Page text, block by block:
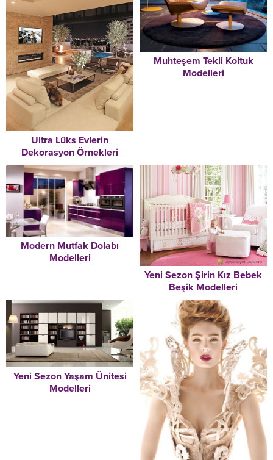
Ultra Lüks Evlerin
Dekorasyon Örnekleri
Muhteşem Tekli Koltuk
Modelleri
Modern Mutfak Dolabı
Modelleri
Yeni Sezon Şirin Kız Bebek
Beşik Modelleri
Yeni Sezon Yaşam Ünitesi
Modelleri